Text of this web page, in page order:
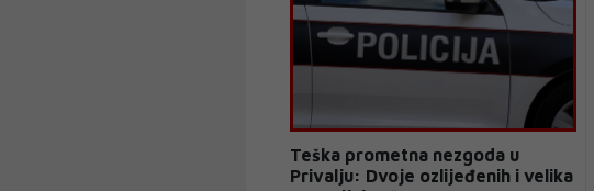
Teška prometna nezgoda u
Privalju: Dvoje ozlijeđenih i velika